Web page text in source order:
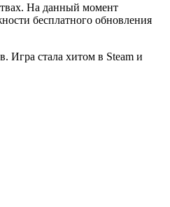
На данный момент
бесплатного обновления
Игра стала хитом в Steam и